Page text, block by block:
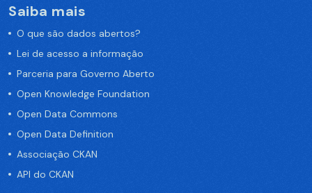
Saiba mais
O que são dados abertos?
Lei de acesso a informação
Parceria para Governo Aberto
Open Knowledge Foundation
Open Data Commons
Open Data Definition
Associação CKAN
API do CKAN